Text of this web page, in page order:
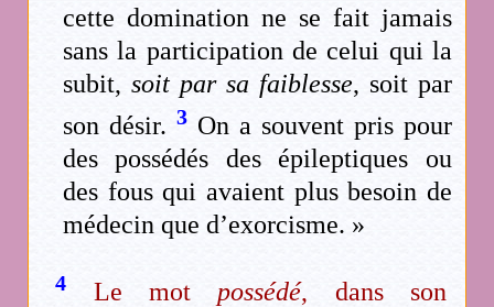
cette domination ne se fait jamais
sans la participation de celui qui la
subit, soit par sa faiblesse, soit par
son désir. 3On a souvent pris pour
des possédés des épileptiques ou
des fous qui avaient plus besoin de
médecin que d’exorcisme. »
4 Le mot possédé, dans son